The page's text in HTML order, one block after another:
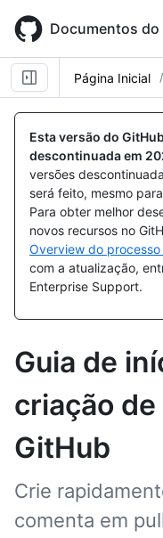
main
content
Documentos
Página Inicial
Esta versão do
descontinuada em
versões
será feito, mesmo
Para obter melhor
novos recursos no
Overview do
com a atualização,
Enterprise Support.
Guia de
criação
GitHub
Crie
comenta em